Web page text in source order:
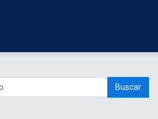
Buscar